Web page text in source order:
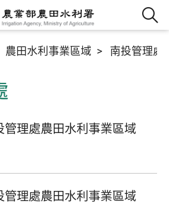
農田水利事業區域 南投管理處
管理處農田水利事業區域
管理處農田水利事業區域